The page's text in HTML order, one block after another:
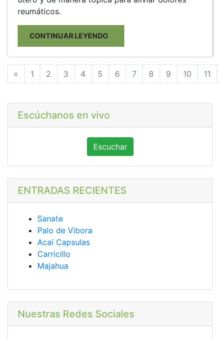
reumáticos.
CONTINUAR LEYENDO
« Anterior
1 2 3 4 5 6 7 8 9 10 11
Escúchanos en vivo
Escuchar
ENTRADAS RECIENTES
Sanate
Palo de Vibora
Acai Capsulas
Carricillo
Majahua
Nuestras Redes Sociales